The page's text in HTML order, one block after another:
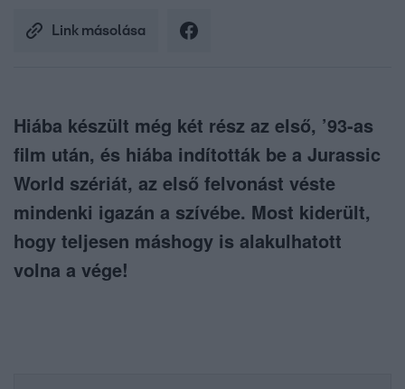
Link másolása
Hiába készült még két rész az első, ’93-as
film után, és hiába indították be a Jurassic
World szériát, az első felvonást véste
mindenki igazán a szívébe. Most kiderült,
hogy teljesen máshogy is alakulhatott
volna a vége!